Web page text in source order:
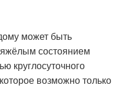
может быть
состоянием
круглосуточного
возможно только